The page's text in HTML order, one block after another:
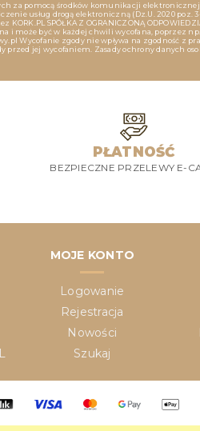
za pomocą środków komunikacji
usług drogą elektroniczną (Dz.U. 2020 poz.
SPÓŁKA Z OGRANICZONĄ
i może być w każdej chwili wycofana, poprzez np.
Wycofanie zgody nie wpływa na zgodność z
przed jej wycofaniem. Zasady ochrony danych
PŁATNOŚĆ
BEZPIECZNE PRZELEWY E-
MOJE KONTO
Logowanie
Rejestracja
Nowości
Szukaj